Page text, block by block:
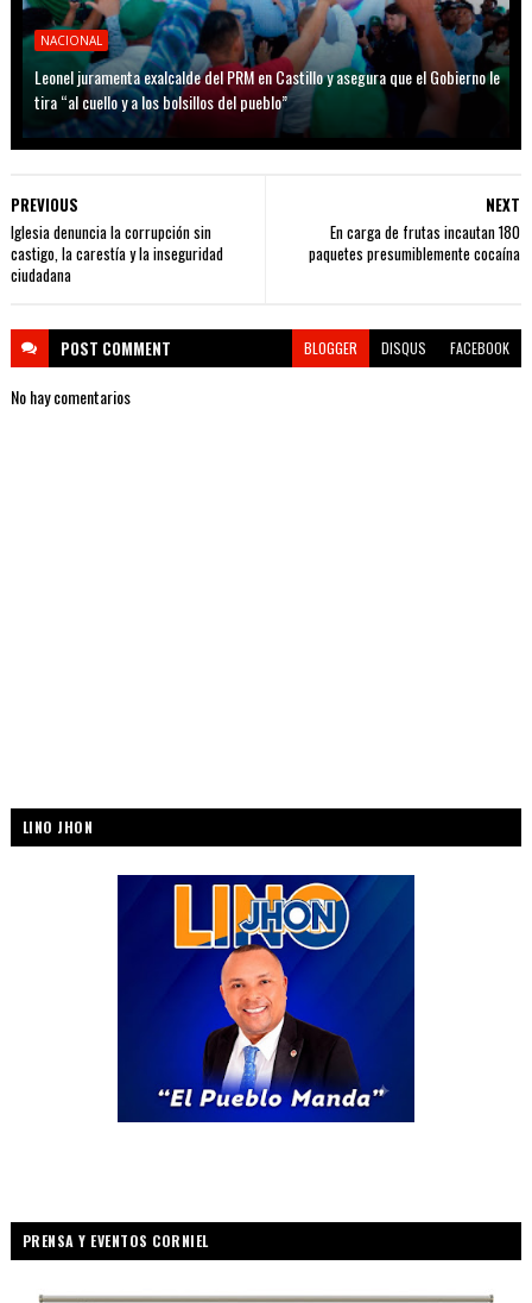
NACIONAL
Leonel juramenta exalcalde del PRM en Castillo y asegura que el Gobierno le
tira “al cuello y a los bolsillos del pueblo”
NEXT
En carga de frutas incautan 180
paquetes presumiblemente cocaína
PREVIOUS
Iglesia denuncia la corrupción sin
castigo, la carestía y la inseguridad
ciudadana
POST COMMENT BLOGGER DISQUS FACEBOOK
No hay comentarios
LINO JHON
PRENSA Y EVENTOS CORNIEL